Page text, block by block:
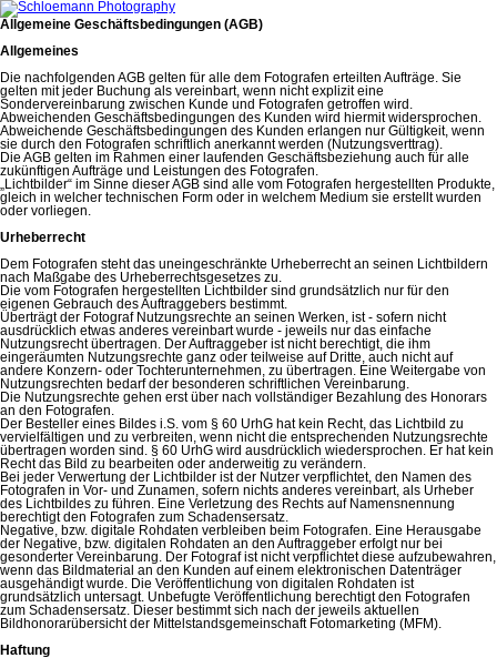
Allgemeine Geschäftsbedingungen (AGB)
Allgemeines
Die nachfolgenden AGB gelten für alle dem Fotografen erteilten Aufträge. Sie
gelten mit jeder Buchung als vereinbart, wenn nicht explizit eine
Sondervereinbarung zwischen Kunde und Fotografen getroffen wird.
Abweichenden Geschäftsbedingungen des Kunden wird hiermit widersprochen.
Abweichende Geschäftsbedingungen des Kunden erlangen nur Gültigkeit, wenn
sie durch den Fotografen schriftlich anerkannt werden (Nutzungsverttrag).
Die AGB gelten im Rahmen einer laufenden Geschäftsbeziehung auch für alle
zukünftigen Aufträge und Leistungen des Fotografen.
„Lichtbilder“ im Sinne dieser AGB sind alle vom Fotografen hergestellten Produkte,
gleich in welcher technischen Form oder in welchem Medium sie erstellt wurden
oder vorliegen.
Urheberrecht
Dem Fotografen steht das uneingeschränkte Urheberrecht an seinen Lichtbildern
nach Maßgabe des Urheberrechtsgesetzes zu.
Die vom Fotografen hergestellten Lichtbilder sind grundsätzlich nur für den
eigenen Gebrauch des Auftraggebers bestimmt.
Überträgt der Fotograf Nutzungsrechte an seinen Werken, ist - sofern nicht
ausdrücklich etwas anderes vereinbart wurde - jeweils nur das einfache
Nutzungsrecht übertragen. Der Auftraggeber ist nicht berechtigt, die ihm
eingeräumten Nutzungsrechte ganz oder teilweise auf Dritte, auch nicht auf
andere Konzern- oder Tochterunternehmen, zu übertragen. Eine Weitergabe von
Nutzungsrechten bedarf der besonderen schriftlichen Vereinbarung.
Die Nutzungsrechte gehen erst über nach vollständiger Bezahlung des Honorars
an den Fotografen.
Der Besteller eines Bildes i.S. vom § 60 UrhG hat kein Recht, das Lichtbild zu
vervielfältigen und zu verbreiten, wenn nicht die entsprechenden Nutzungsrechte
übertragen worden sind. § 60 UrhG wird ausdrücklich wiedersprochen. Er hat kein
Recht das Bild zu bearbeiten oder anderweitig zu verändern.
Bei jeder Verwertung der Lichtbilder ist der Nutzer verpflichtet, den Namen des
Fotografen in Vor- und Zunamen, sofern nichts anderes vereinbart, als Urheber
des Lichtbildes zu führen. Eine Verletzung des Rechts auf Namensnennung
berechtigt den Fotografen zum Schadensersatz.
Negative, bzw. digitale Rohdaten verbleiben beim Fotografen. Eine Herausgabe
der Negative, bzw. digitalen Rohdaten an den Auftraggeber erfolgt nur bei
gesonderter Vereinbarung. Der Fotograf ist nicht verpflichtet diese aufzubewahren,
wenn das Bildmaterial an den Kunden auf einem elektronischen Datenträger
ausgehändigt wurde. Die Veröffentlichung von digitalen Rohdaten ist
grundsätzlich untersagt. Unbefugte Veröffentlichung berechtigt den Fotografen
zum Schadensersatz. Dieser bestimmt sich nach der jeweils aktuellen
Bildhonorarübersicht der Mittelstandsgemeinschaft Fotomarketing (MFM).
Haftung